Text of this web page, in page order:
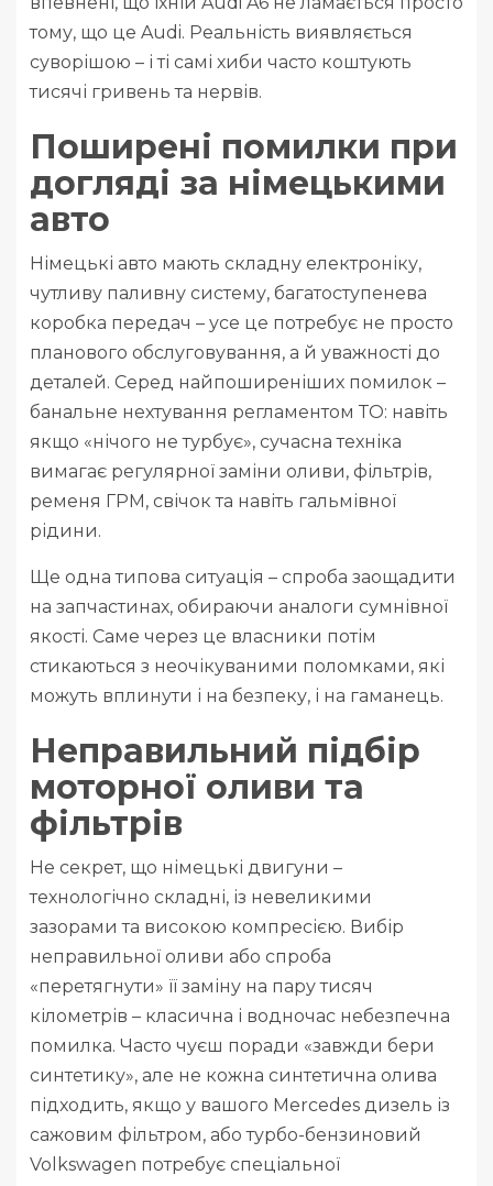
тому, що це Audi. Реальність виявляється
суворішою – і ті самі хиби часто коштують
тисячі гривень та нервів.
Поширені помилки при
догляді за німецькими
авто
Німецькі авто мають складну електроніку,
чутливу паливну систему, багатоступенева
коробка передач – усе це потребує не просто
планового обслуговування, а й уважності до
деталей. Серед найпоширеніших помилок –
банальне нехтування регламентом ТО: навіть
якщо «нічого не турбує», сучасна техніка
вимагає регулярної заміни оливи, фільтрів,
ременя ГРМ, свічок та навіть гальмівної
рідини.
Ще одна типова ситуація – спроба заощадити
на запчастинах, обираючи аналоги сумнівної
якості. Саме через це власники потім
стикаються з неочікуваними поломками, які
можуть вплинути і на безпеку, і на гаманець.
Неправильний підбір
моторної оливи та
фільтрів
Не секрет, що німецькі двигуни –
технологічно складні, із невеликими
зазорами та високою компресією. Вибір
неправильної оливи або спроба
«перетягнути» її заміну на пару тисяч
кілометрів – класична і водночас небезпечна
помилка. Часто чуєш поради «завжди бери
синтетику», але не кожна синтетична олива
підходить, якщо у вашого Mercedes дизель із
сажовим фільтром, або турбо-бензиновий
Volkswagen потребує спеціальної